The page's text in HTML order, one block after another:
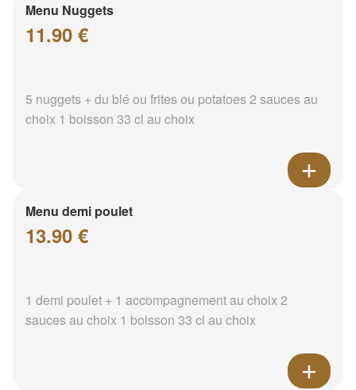
Menu Nuggets
11.90 €
5 nuggets + du blé ou frites ou potatoes 2 sauces au
choix 1 boisson 33 cl au choix
Menu demi poulet
13.90 €
1 demi poulet + 1 accompagnement au choix 2
sauces au choix 1 boisson 33 cl au choix